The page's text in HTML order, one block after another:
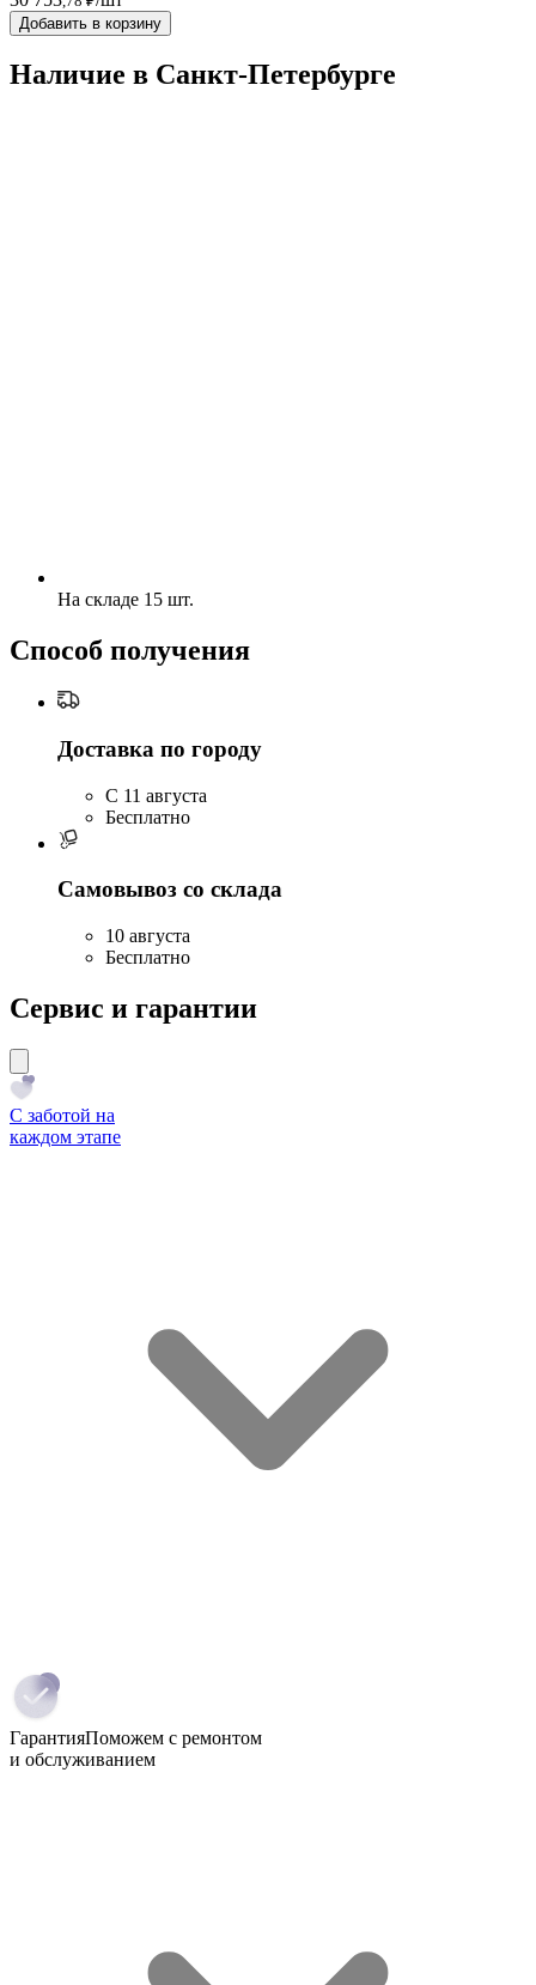
Добавить в корзину
Наличие в Санкт-Петербургe
На складе 15 шт.
Способ получения
Доставка по городу
C 11 августа
Бесплатно
Самовывоз со склада
10 августа
Бесплатно
Сервис и гарантии
С заботой на
каждом этапе
ГарантияПоможем с ремонтом
и обслуживанием